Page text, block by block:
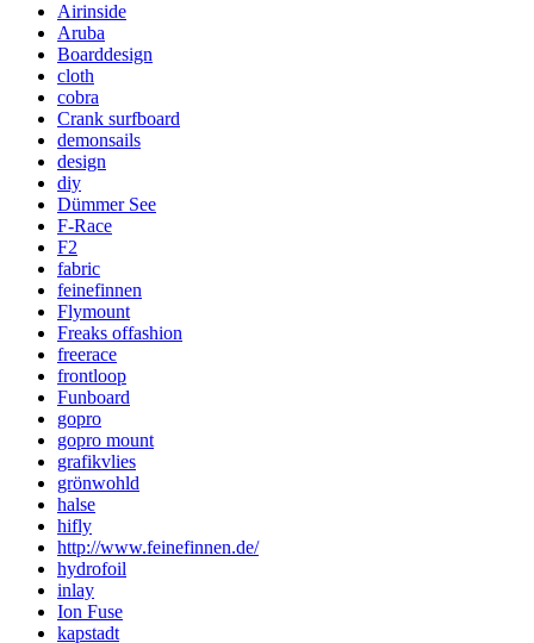
Airinside
Aruba
Boarddesign
cloth
cobra
Crank surfboard
demonsails
design
diy
Dümmer See
F-Race
F2
fabric
feinefinnen
Flymount
Freaks offashion
freerace
frontloop
Funboard
gopro
gopro mount
grafikvlies
grönwohld
halse
hifly
http://www.feinefinnen.de/
hydrofoil
inlay
Ion Fuse
kapstadt